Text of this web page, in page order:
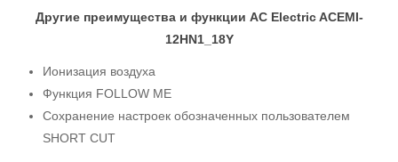
Другие преимущества и функции AC Electric ACEMI-
12HN1_18Y
Ионизация воздуха
Функция FOLLOW ME
Сохранение настроек обозначенных пользователем
SHORT CUT